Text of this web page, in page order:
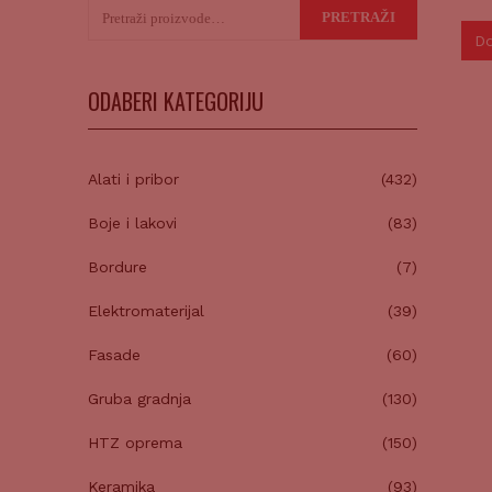
PRETRAŽI
ODABERI KATEGORIJU
Alati i pribor (432)
Boje i lakovi (83)
Bordure (7)
Elektromaterijal (39)
Fasade (60)
Gruba gradnja (130)
HTZ oprema (150)
Keramika (93)